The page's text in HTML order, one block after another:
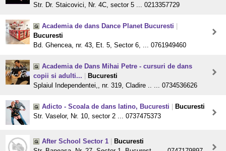
Str. Dr. Staicovici, Nr. 4C, sector 5 ... 0213357729
Academia de dans Dance Planet Bucuresti
Bucuresti
Bd. Ghencea, nr. 43, Et. 5, Sector 6, ... 0761949460
Academia de Dans Mihai Petre - cursuri de dans
copii si adulti...
Bucuresti
Splaiul Independentei,, nr. 319, Cladire .. ... 0734536626
Adicto - Scoala de dans latino, Bucuresti
Bucuresti
Str. Vaselor, Nr. 10, sector 2 ... 0737475373
After School Sector 1
Bucuresti